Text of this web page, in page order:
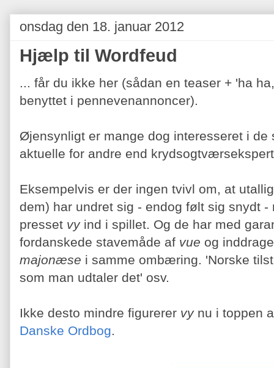
onsdag den 18. januar 2012
Hjælp til Wordfeud
... får du ikke her (sådan en teaser + 'ha
benyttet i pennevenannoncer).
Øjensynligt er mange dog interesseret i de
aktuelle for andre end
Eksempelvis er der ingen tvivl om, at
dem) har undret sig - endog følt sig snydt -
presset vy ind i spillet. Og de har med
fordanskede stavemåde af vue og
majonæse i samme ombæring. 'Norske
som man udtaler det' osv.
Ikke desto mindre figurerer vy nu i toppen
Danske Ordbog.